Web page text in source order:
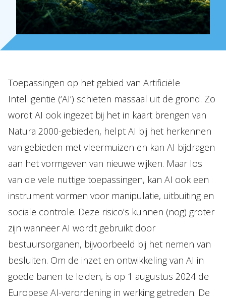
Internationaal
Nieuws
Toepassingen op het gebied van Artificiële
Intelligentie (‘AI’) schieten massaal uit de grond. Zo
wordt AI ook ingezet bij het in kaart brengen van
Natura 2000-gebieden, helpt AI bij het herkennen
van gebieden met vleermuizen en kan AI bijdragen
aan het vormgeven van nieuwe wijken. Maar los
van de vele nuttige toepassingen, kan AI ook een
instrument vormen voor manipulatie, uitbuiting en
sociale controle. Deze risico’s kunnen (nog) groter
zijn wanneer AI wordt gebruikt door
bestuursorganen, bijvoorbeeld bij het nemen van
besluiten. Om de inzet en ontwikkeling van AI in
goede banen te leiden, is op 1 augustus 2024 de
Europese AI-verordening in werking getreden. De